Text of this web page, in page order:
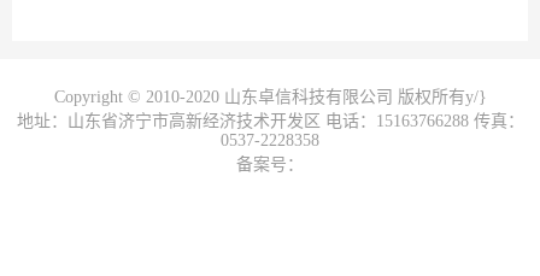
Copyright © 2010-2020 山东卓信科技有限公司 版权所有y/}
地址：山东省济宁市高新经济技术开发区 电话：15163766288 传真：
0537-2228358
备案号：